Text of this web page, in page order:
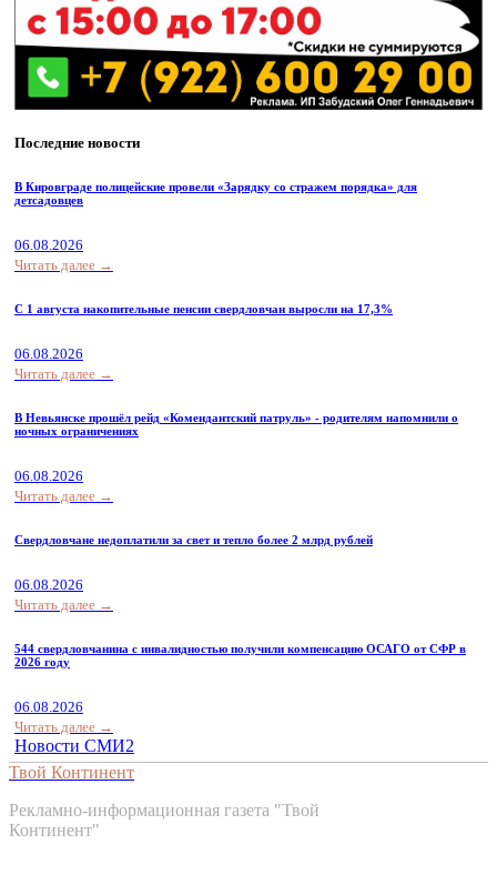
Последние новости
В Кировграде полицейские провели «Зарядку со стражем порядка» для
детсадовцев
06.08.2026
Читать далее →
С 1 августа накопительные пенсии свердловчан выросли на 17,3%
06.08.2026
Читать далее →
В Невьянске прошёл рейд «Комендантский патруль» - родителям напомнили о
ночных ограничениях
06.08.2026
Читать далее →
Свердловчане недоплатили за свет и тепло более 2 млрд рублей
06.08.2026
Читать далее →
544 свердловчанина с инвалидностью получили компенсацию ОСАГО от СФР в
2026 году
06.08.2026
Читать далее →
Новости СМИ2
Твой Континент
Рекламно-информационная газета "Твой
Континент"